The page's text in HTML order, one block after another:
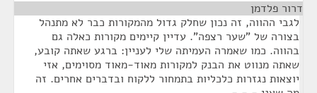
דרור פלדמן
לגבי ההווה, זה נכון שחלק גדול מהמקורות כבר לא מתנהל
בצורה של "שער רצפה". עדיין קיימים מקורות כאלה גם
בהווה. כמו שאמרה העמיתה שלי לעניין: ברגע שאתה קובע,
שאתה מנווט את הבנק למקורות מאוד-מאוד מסוימים, אזי
יוצאות נגזרות כלכליות בתמחור ללקוח ובדברים אחרים. זה